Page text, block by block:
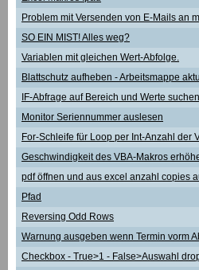
Problem mit Versenden von E-Mails an
SO EIN MIST! Alles weg?
Variablen mit gleichen Wert-Abfolge.
Blattschutz aufheben - Arbeitsmappe
IF-Abfrage auf Bereich und Werte
Monitor Seriennummer auslesen
For-Schleife für Loop per Int-Anzahl der
Geschwindigkeit des VBA-Makros
pdf öffnen und aus excel anzahl copies
Pfad
Reversing Odd Rows
Warnung ausgeben wenn Termin vorm
Checkbox - True>1 - False>Auswahl